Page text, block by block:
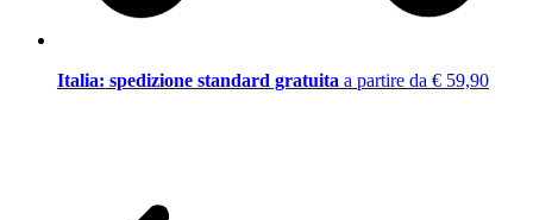
Italia: spedizione standard gratuita a partire da € 59,90